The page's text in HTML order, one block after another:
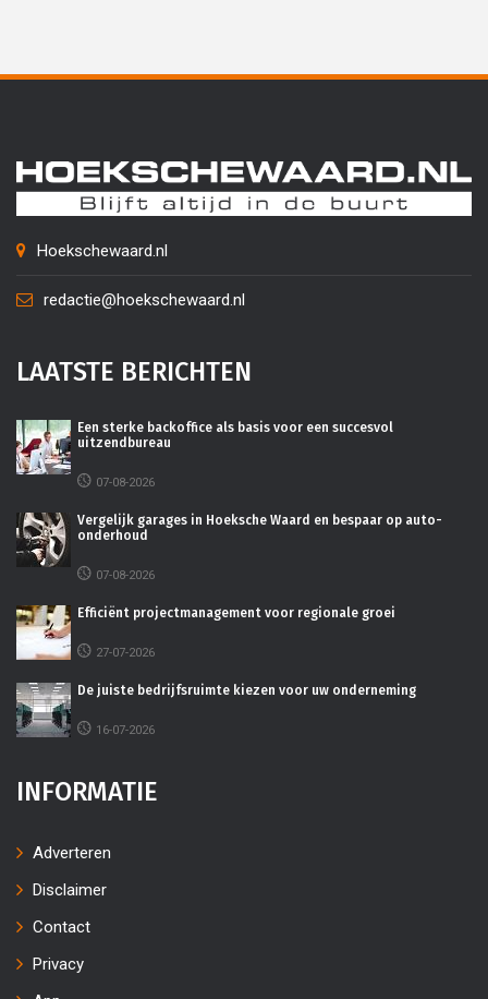
Hoekschewaard.nl
redactie@hoekschewaard.nl
LAATSTE BERICHTEN
Een sterke backoffice als basis voor een succesvol
uitzendbureau
07-08-2026
Vergelijk garages in Hoeksche Waard en bespaar op auto-
onderhoud
07-08-2026
Efficiënt projectmanagement voor regionale groei
27-07-2026
De juiste bedrijfsruimte kiezen voor uw onderneming
16-07-2026
INFORMATIE
Adverteren
Disclaimer
Contact
Privacy